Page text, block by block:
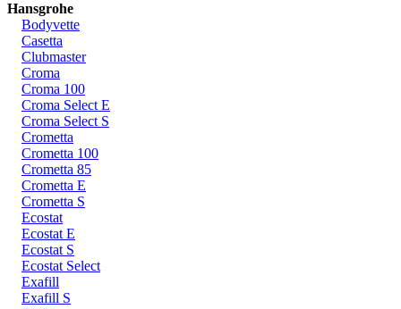
Hansgrohe
Bodyvette
Casetta
Clubmaster
Croma
Croma 100
Croma Select E
Croma Select S
Crometta
Crometta 100
Crometta 85
Crometta E
Crometta S
Ecostat
Ecostat E
Ecostat S
Ecostat Select
Exafill
Exafill S